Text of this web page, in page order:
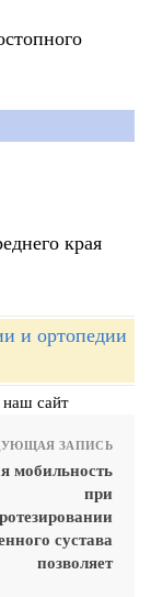
края
и ортопедии
наш сайт
ЗАПИСЬ
мобильность
при
сустава
позволяет